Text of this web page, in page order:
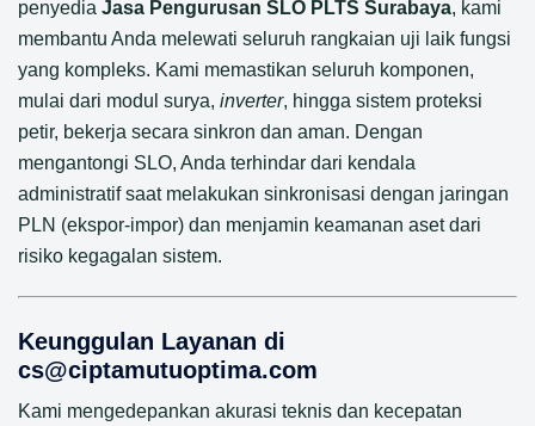
penyedia Jasa Pengurusan SLO PLTS Surabaya, kami
membantu Anda melewati seluruh rangkaian uji laik fungsi
yang kompleks. Kami memastikan seluruh komponen,
mulai dari modul surya, inverter, hingga sistem proteksi
petir, bekerja secara sinkron dan aman. Dengan
mengantongi SLO, Anda terhindar dari kendala
administratif saat melakukan sinkronisasi dengan jaringan
PLN (ekspor-impor) dan menjamin keamanan aset dari
risiko kegagalan sistem.
Keunggulan Layanan di
cs@ciptamutuoptima.com
Kami mengedepankan akurasi teknis dan kecepatan